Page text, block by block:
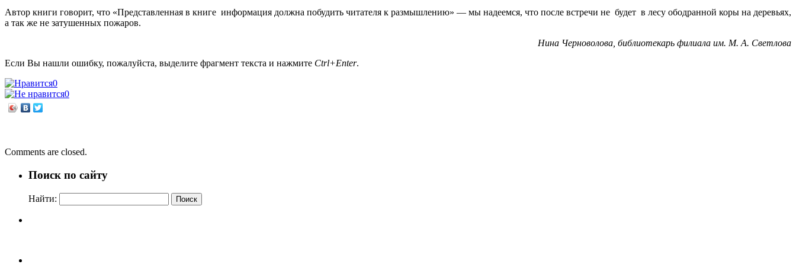
Автор книги говорит, что «Представленная в книге информация должна побудить читателя к размышлению» — мы надеемся, что после встречи не будет в лесу ободранной коры на деревьях,
а так же не затушенных пожаров.
Нина Черноволова, библиотекарь филиала им. М. А. Светлова
Если Вы нашли ошибку, пожалуйста, выделите фрагмент текста и нажмите Ctrl+Enter.
0
0
Comments are closed.
Поиск по сайту
Найти: